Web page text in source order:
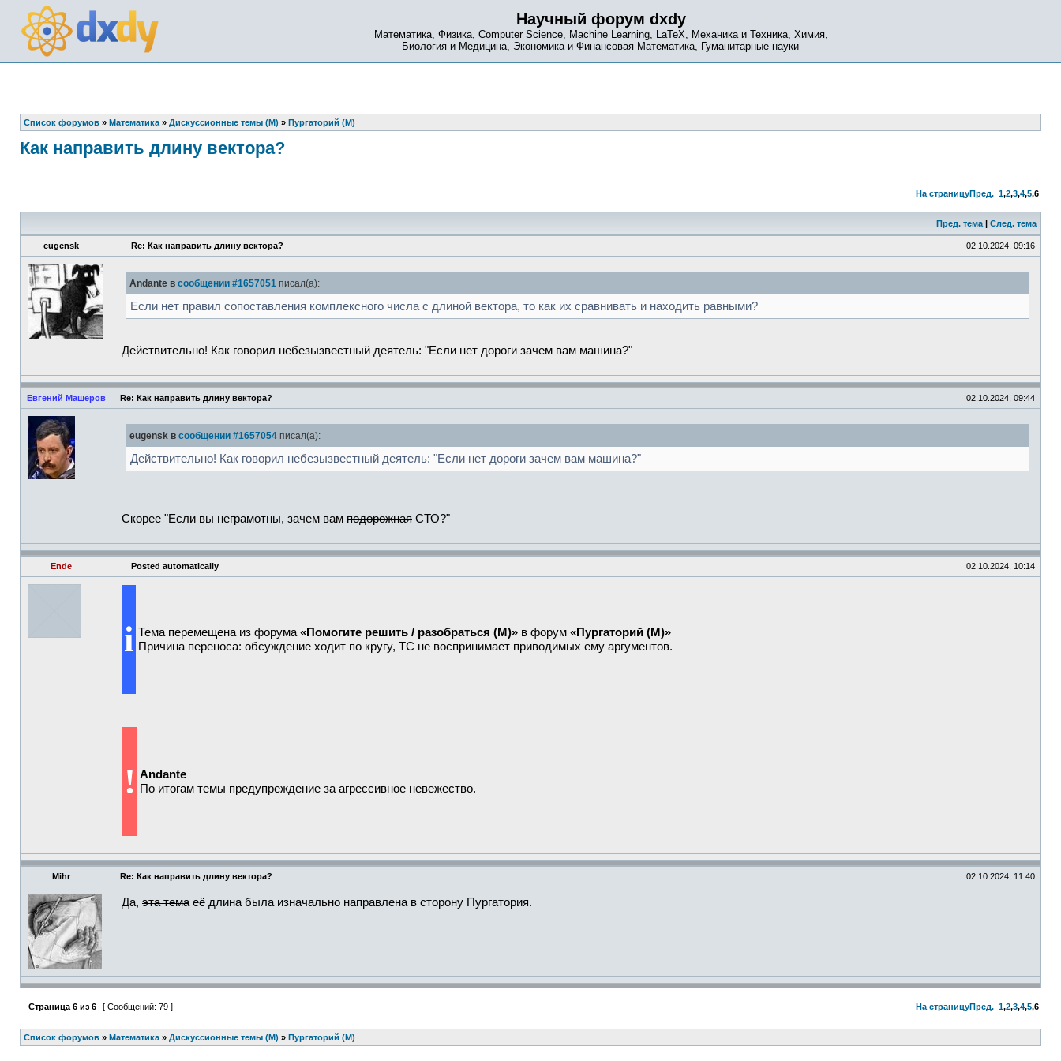
Научный форум dxdy
Математика, Физика, Computer Science, Machine Learning, LaTeX, Механика и Техника, Химия,
Биология и Медицина, Экономика и Финансовая Математика, Гуманитарные науки
Список форумов » Математика » Дискуссионные темы (М) » Пургаторий (М)
Как направить длину вектора?
На страницуПред. 1,2,3,4,5,6
Пред. тема | След. тема
eugensk Re: Как направить длину вектора? 02.10.2024, 09:16
Andante в сообщении #1657051 писал(а):
Если нет правил сопоставления комплексного числа с длиной вектора, то как их сравнивать и находить равными?
Действительно! Как говорил небезызвестный деятель: "Если нет дороги зачем вам машина?"
Евгений Машеров Re: Как направить длину вектора? 02.10.2024, 09:44
eugensk в сообщении #1657054 писал(а):
Действительно! Как говорил небезызвестный деятель: "Если нет дороги зачем вам машина?"
Скорее "Если вы неграмотны, зачем вам подорожная СТО?"
Ende Posted automatically 02.10.2024, 10:14
i Тема перемещена из форума «Помогите решить / разобраться (М)» в форум «Пургаторий (М)»
Причина переноса: обсуждение ходит по кругу, ТС не воспринимает приводимых ему аргументов.
! Andante
По итогам темы предупреждение за агрессивное невежество.
Mihr Re: Как направить длину вектора? 02.10.2024, 11:40
Да, эта тема её длина была изначально направлена в сторону Пургатория.
Страница 6 из 6 [ Сообщений: 79 ] На страницуПред. 1,2,3,4,5,6
Список форумов » Математика » Дискуссионные темы (М) » Пургаторий (М)